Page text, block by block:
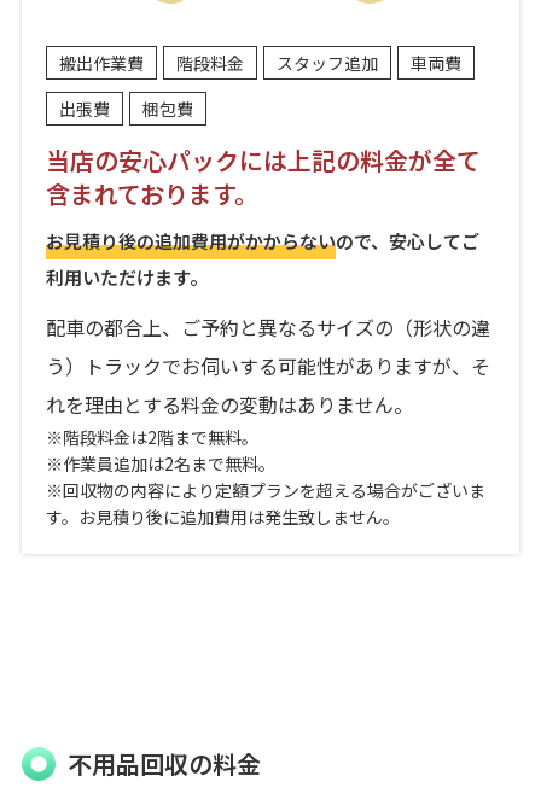
搬出作業費 階段料金 スタッフ追加
車両費
出張費
梱包費
当店の安心パックには上記の料金が全て
含まれております。
お見積り後の追加費用がかからないので、安心してご
利用いただけます。
配車の都合上、ご予約と異なるサイズの（形状の違
う）トラックでお伺いする可能性がありますが、そ
れを理由とする料金の変動はありません。
※階段料金は2階まで無料。
※作業員追加は2名まで無料。
※回収物の内容により定額プランを超える場合がございま
す。お見積り後に追加費用は発生致しません。
不用品回収の料金